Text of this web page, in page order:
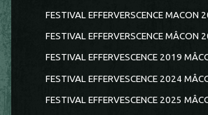
FESTIVAL EFFERVERSCENCE MACON
FESTIVAL EFFERVERSCENCE MÂCON
FESTIVAL EFFERVESCENCE 2019
FESTIVAL EFFERVESCENCE 2024
FESTIVAL EFFERVESCENCE 2025